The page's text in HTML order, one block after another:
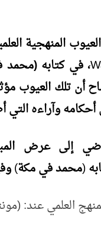
المنهجية
، في كتابه
أن تلك العيوب
وآراءه التي
إلى عرض
(محمدفيمكة)
العلمي عند: